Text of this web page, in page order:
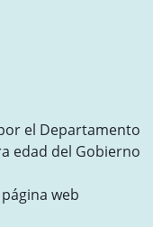
el Departamento
edad del Gobierno
web